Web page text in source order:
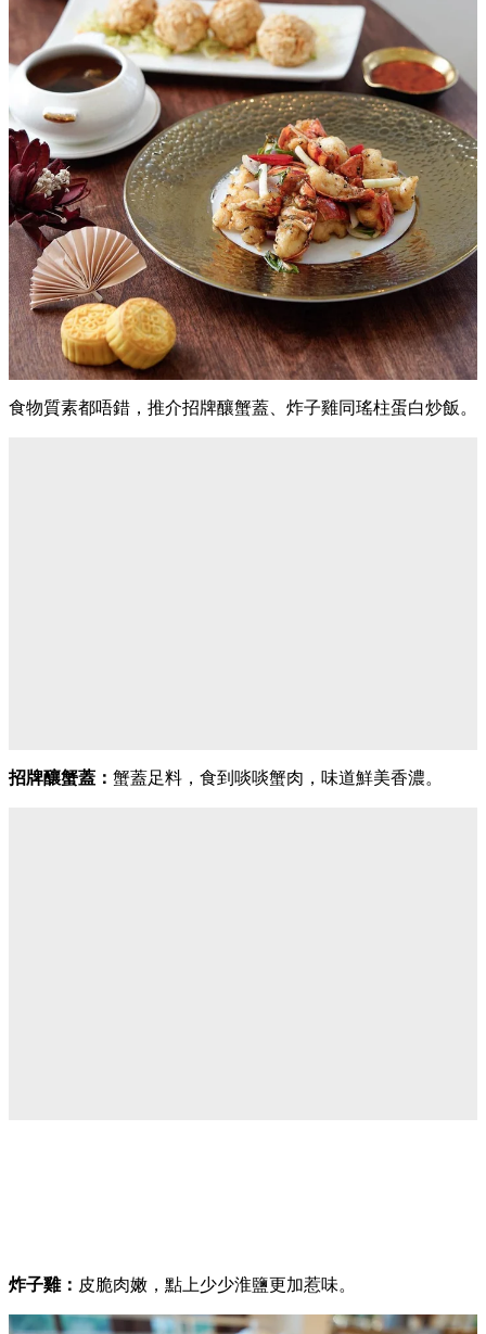
食物質素都唔錯，推介招牌釀蟹蓋、炸子雞同瑤柱蛋白炒飯。
招牌釀蟹蓋： 蟹蓋足料，食到啖啖蟹肉，味道鮮美香濃。
炸子雞： 皮脆肉嫩，點上少少淮鹽更加惹味。